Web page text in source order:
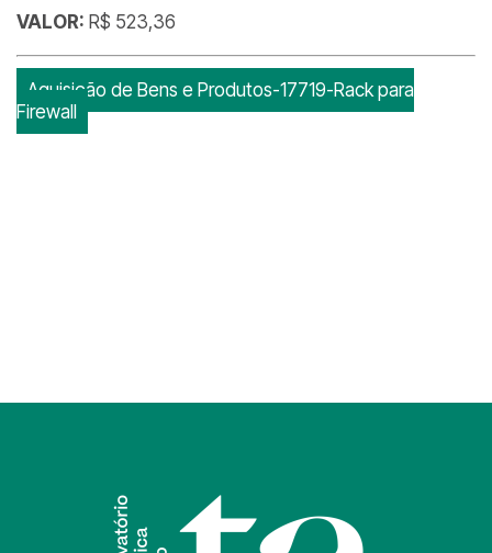
VALOR: R$ 523,36
Aquisição de Bens e Produtos-17719-Rack para
Firewall